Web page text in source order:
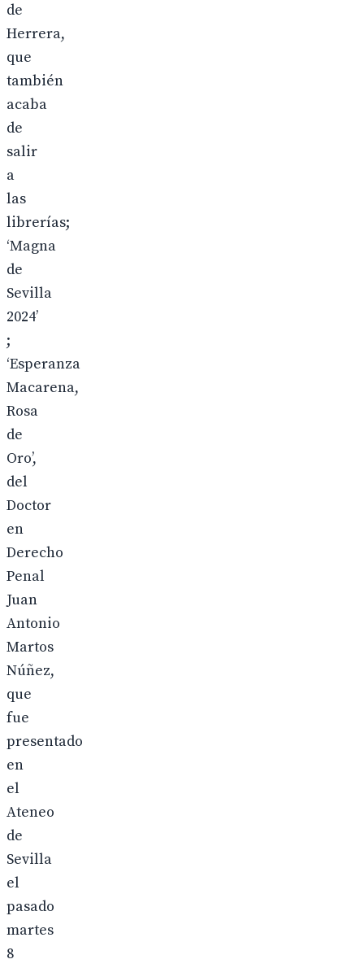
de
Herrera,
que
también
acaba
de
salir
a
las
librerías;
‘Magna
de
Sevilla
2024’
;
‘Esperanza
Macarena,
Rosa
de
Oro’,
del
Doctor
en
Derecho
Penal
Juan
Antonio
Martos
Núñez,
que
fue
presentado
en
el
Ateneo
de
Sevilla
el
pasado
martes
8